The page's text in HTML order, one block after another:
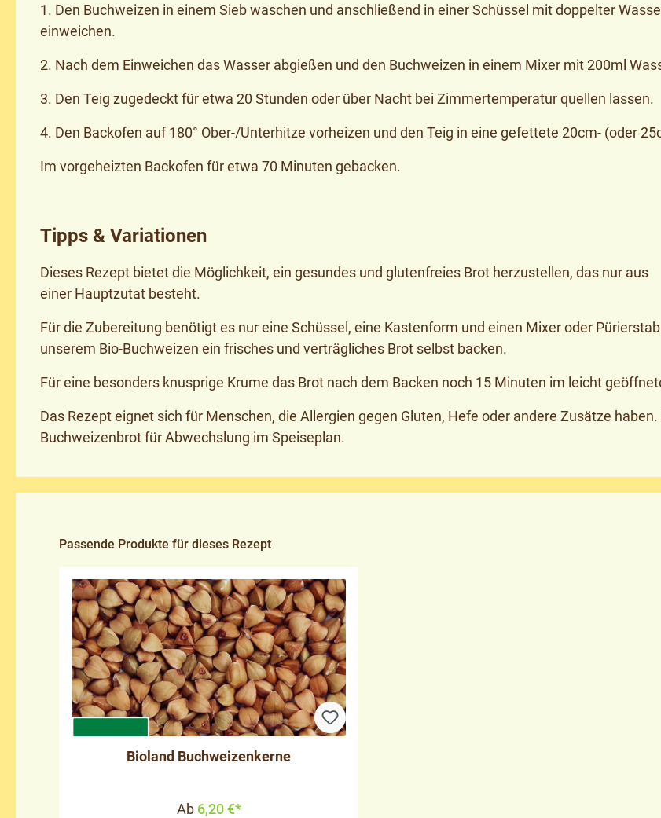
1. Den Buchweizen in einem Sieb waschen und anschließend in einer Schüssel mit doppelter
einweichen.
2. Nach dem Einweichen das Wasser abgießen und den Buchweizen in einem Mixer mit 200ml
3. Den Teig zugedeckt für etwa 20 Stunden oder über Nacht bei Zimmertemperatur quellen lassen.
4. Den Backofen auf 180° Ober-/Unterhitze vorheizen und den Teig in eine gefettete 20cm- (oder
Im vorgeheizten Backofen für etwa 70 Minuten gebacken.
Tipps & Variationen
Dieses Rezept bietet die Möglichkeit, ein gesundes und glutenfreies Brot herzustellen, das nur aus
einer Hauptzutat besteht.
Für die Zubereitung benötigt es nur eine Schüssel, eine Kastenform und einen Mixer oder
unserem Bio-Buchweizen ein frisches und verträgliches Brot selbst backen.
Für eine besonders knusprige Krume das Brot nach dem Backen noch 15 Minuten im leicht
Das Rezept eignet sich für Menschen, die Allergien gegen Gluten, Hefe oder andere Zusätze
Buchweizenbrot für Abwechslung im Speiseplan.
Produktgalerie überspringen
Passende Produkte für dieses Rezept
Bioland Buchweizenkerne
Ab 6,20 €*